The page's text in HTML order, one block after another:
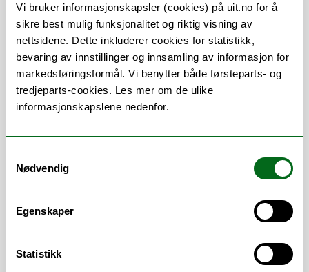
Vi bruker informasjonskapsler (cookies) på uit.no for å
sikre best mulig funksjonalitet og riktig visning av
nettsidene. Dette inkluderer cookies for statistikk,
bevaring av innstillinger og innsamling av informasjon for
markedsføringsformål. Vi benytter både førsteparts- og
tredjeparts-cookies. Les mer om de ulike
informasjonskapslene nedenfor.
Nødvendig
Egenskaper
Statistikk
Jeg er også interessert i
livsfilosofi og
kontemplative
tradisjoner:
eksistensfilosofi, teorier om
mening, lykke, det gode liv, mindfulness og
buddhistisk filosofi.
Mine forskningsartikler handler blant
(sannhetsrelaterte) forutsetninger; sosiale,
politiske og kulturelle trusler mot
og identitetskonflikter; religiøse
identitetsdanning, trivsel, mistrivsel og